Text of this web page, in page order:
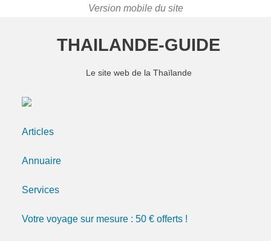
THAILANDE-GUIDE
Le site web de la Thaïlande
Articles
Annuaire
Services
Votre voyage sur mesure : 50 € offerts !